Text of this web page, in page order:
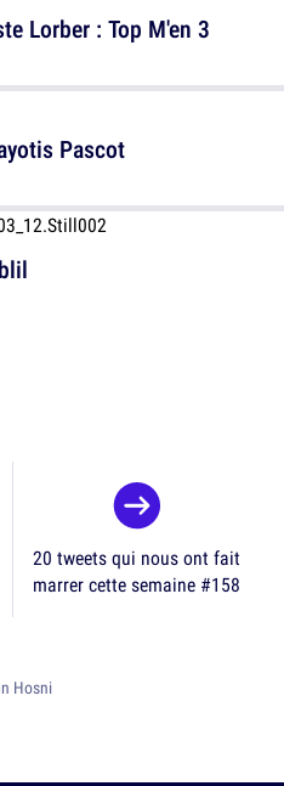
Pascot
Lorber : Top M'en 3
20 tweets qui nous ont fait
marrer cette semaine #158
Hosni